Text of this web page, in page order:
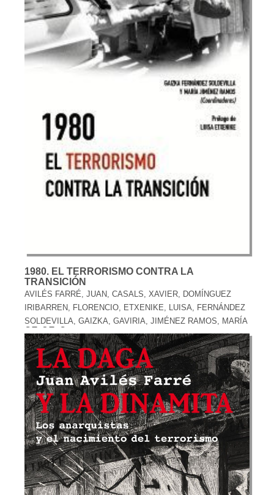
1980. EL TERRORISMO CONTRA LA
TRANSICIÓN
AVILÉS FARRÉ, JUAN, CASALS, XAVIER, DOMÍNGUEZ
IRIBARREN, FLORENCIO, ETXENIKE, LUISA, FERNÁNDEZ
SOLDEVILLA, GAIZKA, GAVIRIA, JIMÉNEZ RAMOS, MARÍA
25,95 €